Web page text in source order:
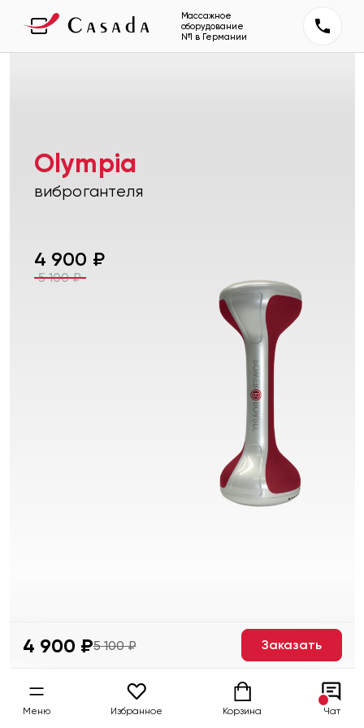
Массажное
оборудование
№1 в Германии
Olympia
виброгантеля
4 900 ₽
5 100₽
4 900 ₽5 100 ₽ Заказать
Меню Избранное Корзина Чат